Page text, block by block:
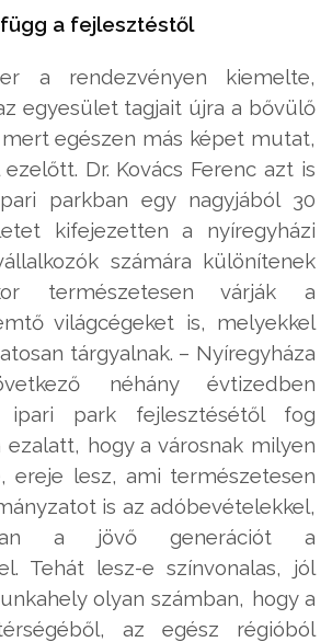
a fejlesztéstől
a rendezvényen kiemelte,
egyesület tagjait újra a bővülő
egészen más képet mutat,
Dr. Kovács Ferenc azt is
parkban egy nagyjából 30
kifejezetten a nyíregyházi
számára különítenek
természetesen várják a
világcégeket is, melyekkel
tárgyalnak. – Nyíregyháza
néhány évtizedben
ipari park fejlesztésétől fog
hogy a városnak milyen
ereje lesz, ami természetesen
is az adóbevételekkel,
a jövő generációt a
Tehát lesz-e színvonalas, jól
olyan számban, hogy a
az egész régióból